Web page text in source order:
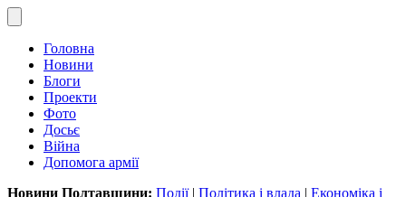
Головна
Новини
Блоги
Проекти
Фото
Досьє
Війна
Допомога армії
Новини Полтавщини: Події| Політика і влада | Економіка і